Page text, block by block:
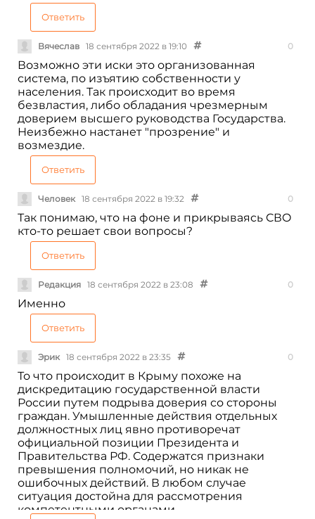
Ответить
Вячеслав 18 сентября 2022 в 19:10 0
Возможно эти иски это организованная
система, по изъятию собственности у
населения. Так происходит во время
безвластия, либо обладания чрезмерным
доверием высшего руководства Государства.
Неизбежно настанет "прозрение" и
возмездие.
Ответить
Человек 18 сентября 2022 в 19:32 0
Так понимаю, что на фоне и прикрываясь СВО
кто-то решает свои вопросы?
Ответить
Редакция 18 сентября 2022 в 23:08 0
Именно
Ответить
Эрик 18 сентября 2022 в 23:35 0
То что происходит в Крыму похоже на
дискредитацию государственной власти
России путем подрыва доверия со стороны
граждан. Умышленные действия отдельных
должностных лиц явно противоречат
официальной позиции Президента и
Правительства РФ. Содержатся признаки
превышения полномочий, но никак не
ошибочных действий. В любом случае
ситуация достойна для рассмотрения
компетентными органами.